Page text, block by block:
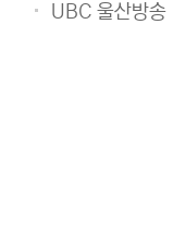
UBC 울산방송